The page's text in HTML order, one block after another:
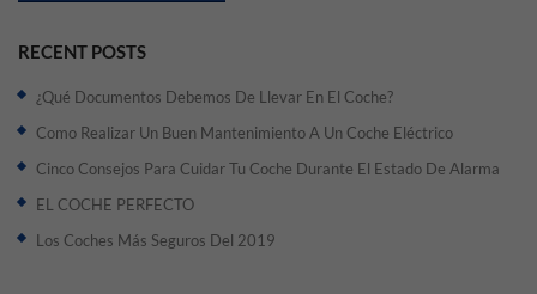
RECENT POSTS
¿Qué Documentos Debemos De Llevar En El Coche?
Como Realizar Un Buen Mantenimiento A Un Coche Eléctrico
Cinco Consejos Para Cuidar Tu Coche Durante El Estado De Alarma
EL COCHE PERFECTO
Los Coches Más Seguros Del 2019